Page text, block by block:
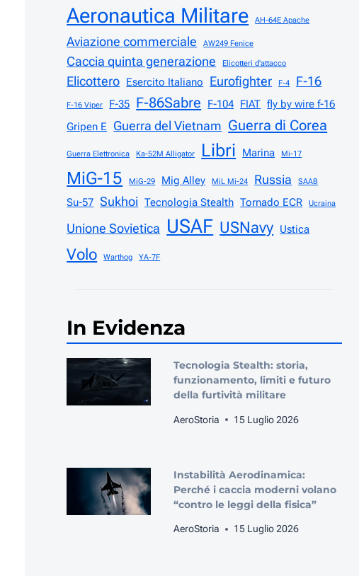
Aeronautica Militare AH-64E Apache
Aviazione commerciale AW249 Fenice
Caccia quinta generazione Elicotteri d'attacco
Elicottero Esercito Italiano Eurofighter F-4 F-16
F-16 Viper F-35 F-86Sabre F-104 FIAT fly by wire f-16
Gripen E
Guerra del Vietnam Guerra di Corea
Guerra Elettronica Ka-52M Alligator Libri Marina Mi-17
MiG-15 MiG-29 Mig Alley MiL Mi-24 Russia SAAB
Su-57 Sukhoi Tecnologia Stealth Tornado ECR Ucraina
Unione Sovietica USAF USNavy Ustica
Volo Warthog YA-7F
In Evidenza
Tecnologia Stealth: storia,
funzionamento, limiti e futuro
della furtività militare
AeroStoria 15 Luglio 2026
Instabilità Aerodinamica:
Perché i caccia moderni volano
“contro le leggi della fisica”
AeroStoria 15 Luglio 2026